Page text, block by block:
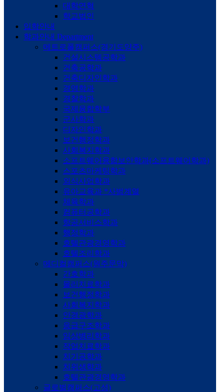
대학연혁
학교법인
입학안내
학과안내 Department
메트로폴캠퍼스(경기도양주)
건설시스템공학과
건축공학과
건축디자인학과
경영학과
경찰학과
국제융합학부
군사학과
디자인학과
보건행정학과
사회복지학과
소프트웨어융합보안학과(소프트웨어학과)
스포츠마케팅학과
외식사업학과
유아교육과 *사범계열
체육학과
컴퓨터공학과
항공서비스학과
행정학과
호텔관광경영학과
호텔조리학과
메디컬캠퍼스(원주문막)
간호학과
물리치료학과
보건행정학과
사회복지학과
안경광학과
응급구조학과
임상병리학과
작업치료학과
치기공학과
치위생학과
호텔관광경영학과
글로벌캠퍼스(고성)